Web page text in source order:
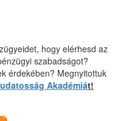
hogy elérhesd az
szabadságot?
érdekében? Megnyitottuk
Akadémiát!